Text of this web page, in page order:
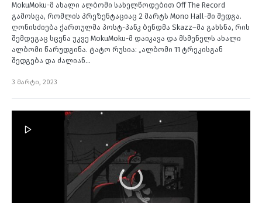
MokuMoku-მ ახალი ალბომი სახელწოდებით Off The Record
გამოსცა, რომლის პრეზენტაციაც 2 მარტს Mono Hall-ში შედგა.
ღონისძიება ქართულმა პოსტ-პანკ ბენდმა Skazz–მა გახსნა, რის
შემდეგაც სცენა უკვე MokuMoku-მ დაიკავა და მსმენელს ახალი
ალბომი წარუდგინა. ტატო რუსია: „ალბომი 11 ტრეკისგან
შედგება და ძალიან…
3 მარტი, 2023